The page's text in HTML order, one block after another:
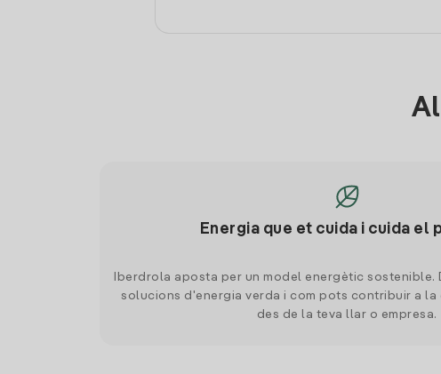
Energia que et cuida i cuida el
Iberdrola aposta per un model energètic sostenible.
solucions d'energia verda i com pots contribuir a la
des de la teva llar o empresa.